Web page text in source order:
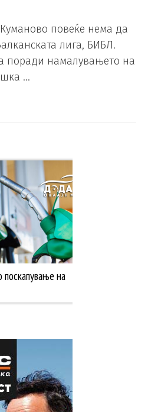
повеќе нема да
лига, БИБЛ.
поради намалувањето на
…